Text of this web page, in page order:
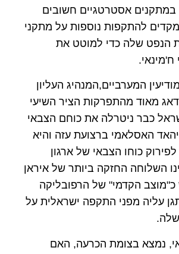
אסטרטגיים חשובים
להתקפות נוספות על מתקני
הנפט שלה כדי למוטט את
ח'מינאי.
המערביים,המנהיג העליון
מאוד מהתפרקות הציר השיעי
כבר ניטרלה את כוחם הצבאי
האסלאמי ברצועת עזה והיא
כוחו הצבאי של ארגון
השלוחה החזקה ביותר של איראן
הקדמי" של הרפובליקה
עליה מפני התקפה ישראלית על
שלה.
נמצא בצומת הכרעה, האם